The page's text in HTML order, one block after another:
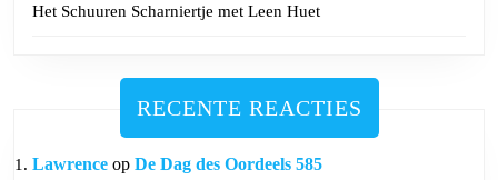
Het Schuuren Scharniertje met Leen Huet
RECENTE REACTIES
Lawrence op De Dag des Oordeels 585